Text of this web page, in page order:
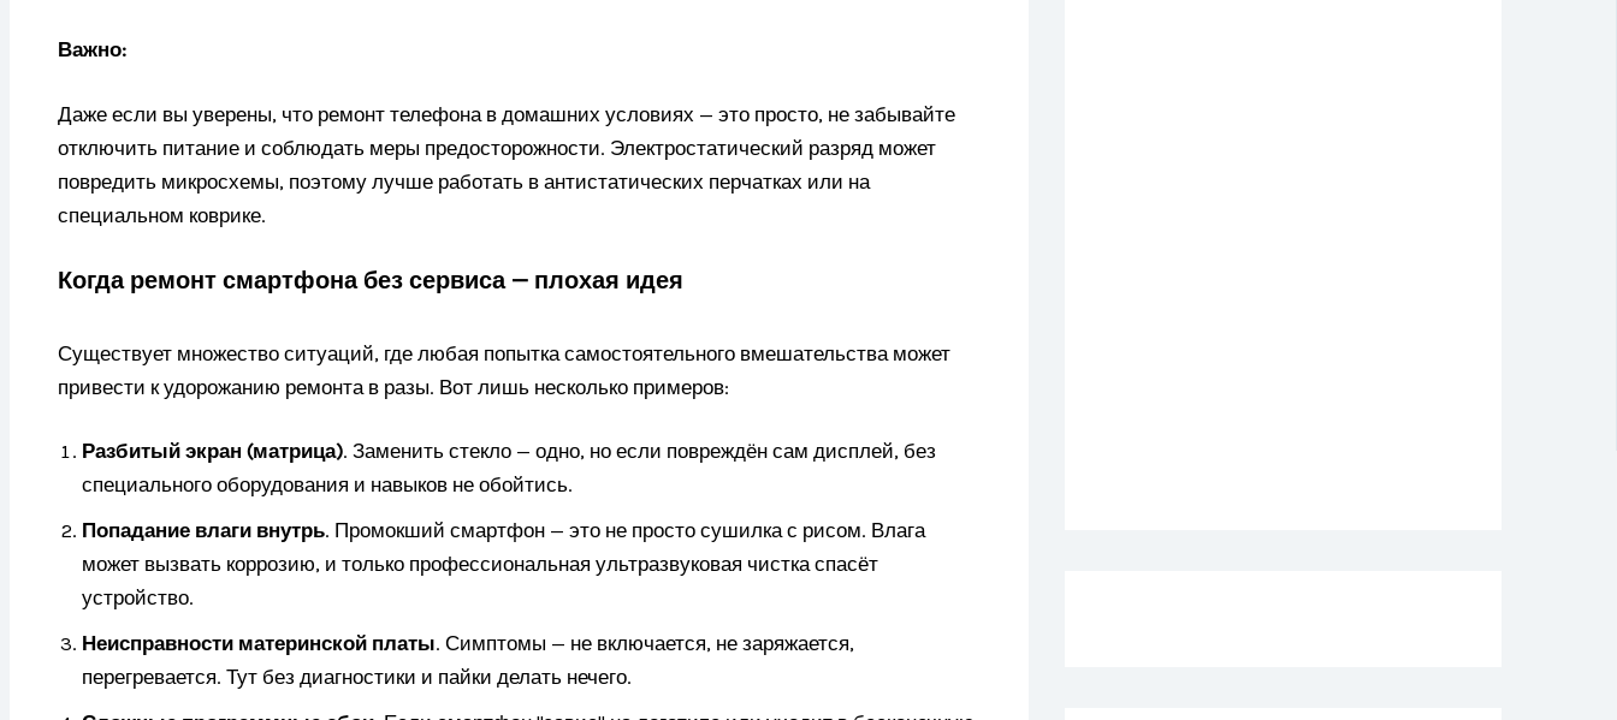
Важно:
Даже если вы уверены, что ремонт телефона в домашних условиях — это просто, не забывайте
отключить питание и соблюдать меры предосторожности. Электростатический разряд может
повредить микросхемы, поэтому лучше работать в антистатических перчатках или на
специальном коврике.
Когда ремонт смартфона без сервиса — плохая идея
Существует множество ситуаций, где любая попытка самостоятельного вмешательства может
привести к удорожанию ремонта в разы. Вот лишь несколько примеров:
Разбитый экран (матрица). Заменить стекло — одно, но если повреждён сам дисплей, без
специального оборудования и навыков не обойтись.
Попадание влаги внутрь. Промокший смартфон — это не просто сушилка с рисом. Влага
может вызвать коррозию, и только профессиональная ультразвуковая чистка спасёт
устройство.
Неисправности материнской платы. Симптомы — не включается, не заряжается,
перегревается. Тут без диагностики и пайки делать нечего.